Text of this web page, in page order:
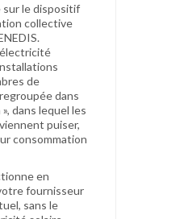
le dispositif
collective
de
dans
dans lequel les
puiser,
consommation
en
fournisseur
sans le